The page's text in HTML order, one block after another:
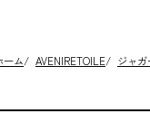
ーム/ AVENIRETOILE/ ジャ